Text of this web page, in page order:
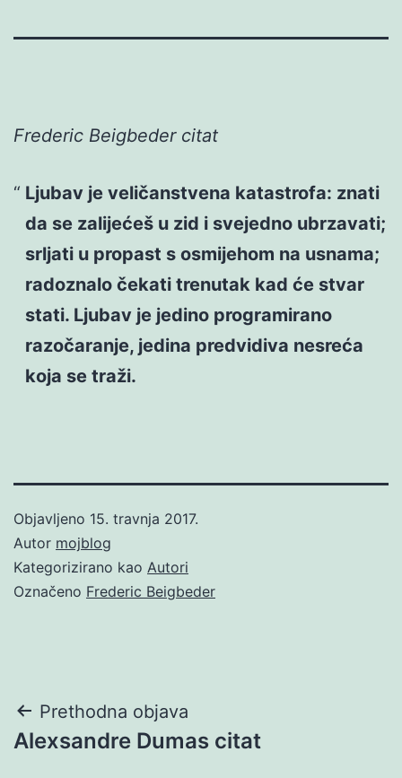
Frederic Beigbeder citat
Ljubav je veličanstvena katastrofa: znati
da se zalijećeš u zid i svejedno ubrzavati;
srljati u propast s osmijehom na usnama;
radoznalo čekati trenutak kad će stvar
stati. Ljubav je jedino programirano
razočaranje, jedina predvidiva nesreća
koja se traži.
Objavljeno 15. travnja 2017.
Autor mojblog
Kategorizirano kao Autori
Označeno Frederic Beigbeder
Navigacija
objava
Prethodna objava
Alexsandre Dumas citat